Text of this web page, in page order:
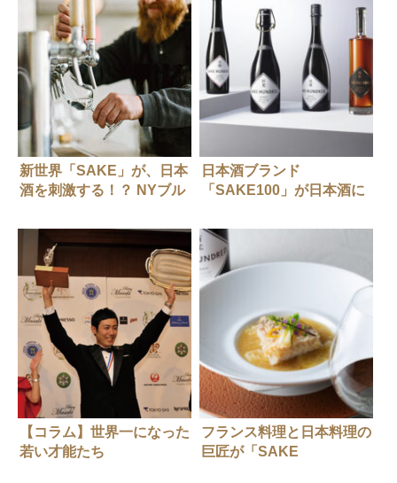
新世界「SAKE」が、日本
酒を刺激する！？ NYブル
造るということ
日本酒ブランド
「SAKE100」が日本酒に
ブランドを目指し リブラ
ンディングを実施
【コラム】世界一になった
若い才能たち
フランス料理と日本料理の
巨匠が「SAKE